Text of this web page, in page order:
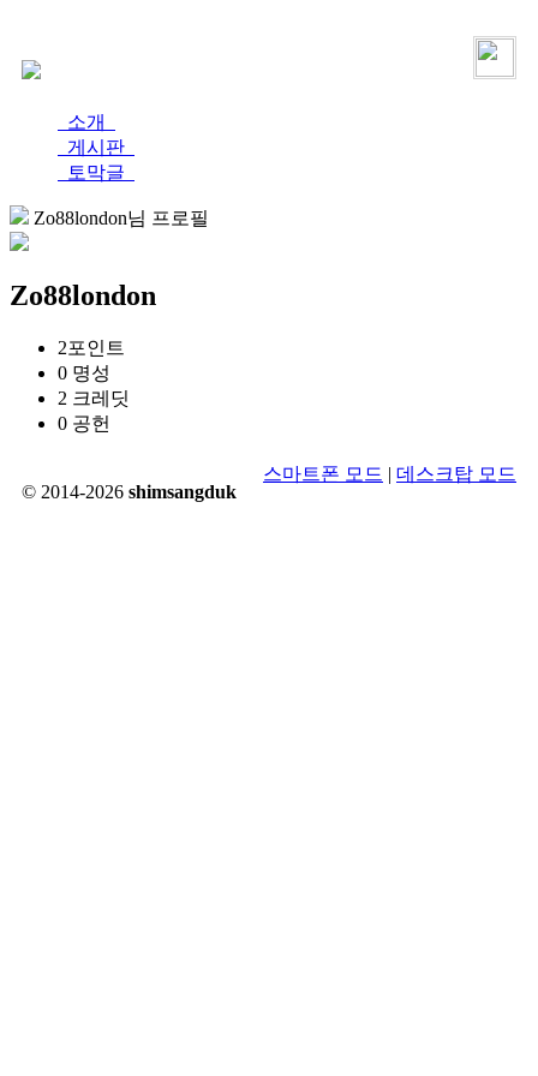
소개
게시판
토막글
Zo88london님 프로필
Zo88london
2포인트
0 명성
2 크레딧
0 공헌
© 2014-2026 shimsangduk
스마트폰 모드 | 데스크탑 모드